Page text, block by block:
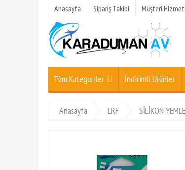
Anasayfa Sipariş Takibi Müşteri
Tüm Kategoriler İndirimli Ürünler
Anasayfa LRF SİLİKON